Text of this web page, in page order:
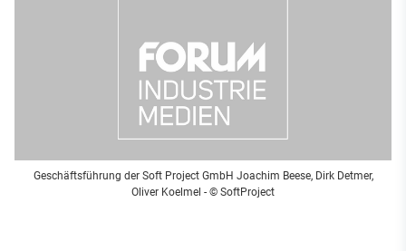
Geschäftsführung der Soft Project GmbH Joachim Beese, Dirk Detmer,
Oliver Koelmel - © SoftProject